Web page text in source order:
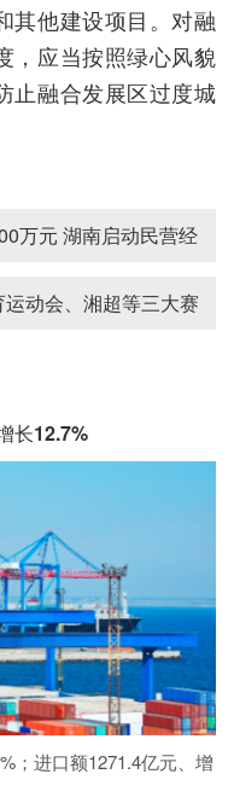
其他建设项目。对融
，应当按照绿心风貌
止融合发展区过度城
万元 湖南启动民营经
动会、湘超等三大赛
长12.7%
；进口额1271.4亿元、增